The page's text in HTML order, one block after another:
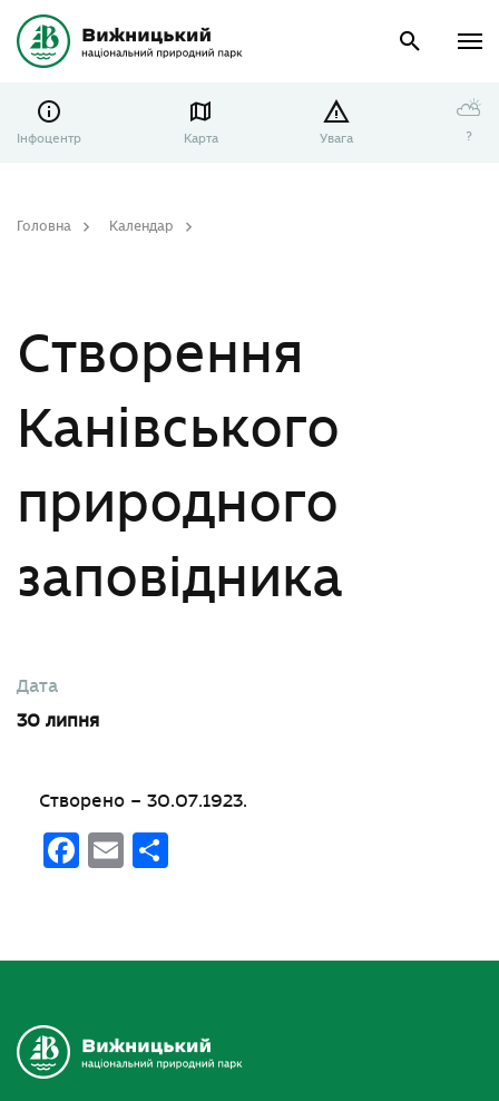
Інфоцентр Карта Увага
⛅
?
Головна
Календар
Створення
Канівського
природного
заповідника
Дата
30 липня
Створено – 30.07.1923.
Facebook
Email